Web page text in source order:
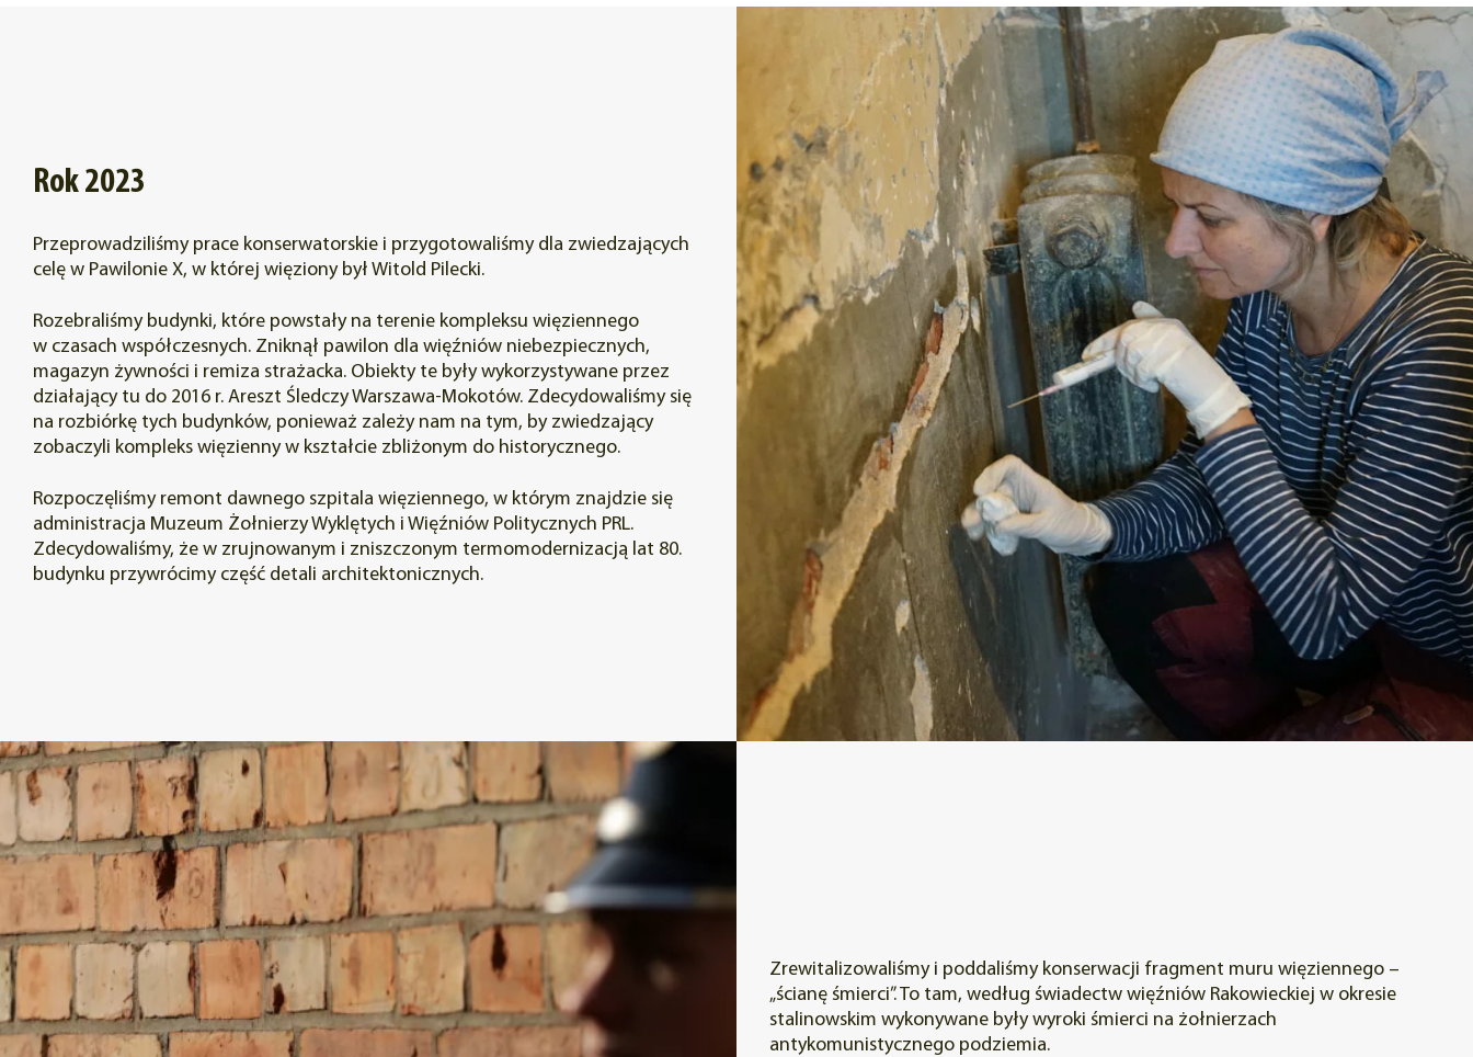
Rok 2023
Przeprowadziliśmy prace konserwatorskie i przygotowaliśmy dla zwiedzających
celę w Pawilonie X, w której więziony był Witold Pilecki.
Rozebraliśmy budynki, które powstały na terenie kompleksu więziennego
w czasach współczesnych. Zniknął pawilon dla więźniów niebezpiecznych,
magazyn żywności i remiza strażacka. Obiekty te były wykorzystywane przez
działający tu do 2016 r. Areszt Śledczy Warszawa-Mokotów. Zdecydowaliśmy się
na rozbiórkę tych budynków, ponieważ zależy nam na tym, by zwiedzający
zobaczyli kompleks więzienny w kształcie zbliżonym do historycznego.
Rozpoczęliśmy remont dawnego szpitala więziennego, w którym znajdzie się
administracja Muzeum Żołnierzy Wyklętych i Więźniów Politycznych PRL.
Zdecydowaliśmy, że w zrujnowanym i zniszczonym termomodernizacją lat 80.
budynku przywrócimy część detali architektonicznych.
Zrewitalizowaliśmy i poddaliśmy konserwacji fragment muru więziennego –
„ścianę śmierci”. To tam, według świadectw więźniów Rakowieckiej w okresie
stalinowskim wykonywane były wyroki śmierci na żołnierzach
antykomunistycznego podziemia.